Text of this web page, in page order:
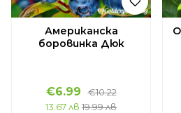
Американска
боровинка Дюк
€6.99
€10.22
13.67 лв 19.99 лв